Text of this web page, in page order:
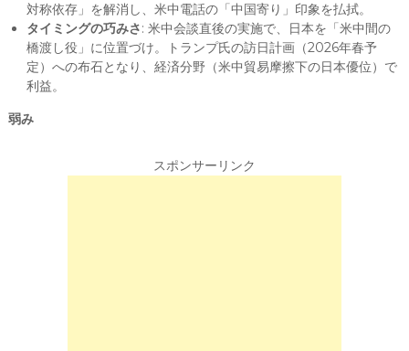
対称依存」を解消し、米中電話の「中国寄り」印象を払拭。
タイミングの巧みさ: 米中会談直後の実施で、日本を「米中間の
橋渡し役」に位置づけ。トランプ氏の訪日計画（2026年春予
定）への布石となり、経済分野（米中貿易摩擦下の日本優位）で
利益。
弱み
スポンサーリンク